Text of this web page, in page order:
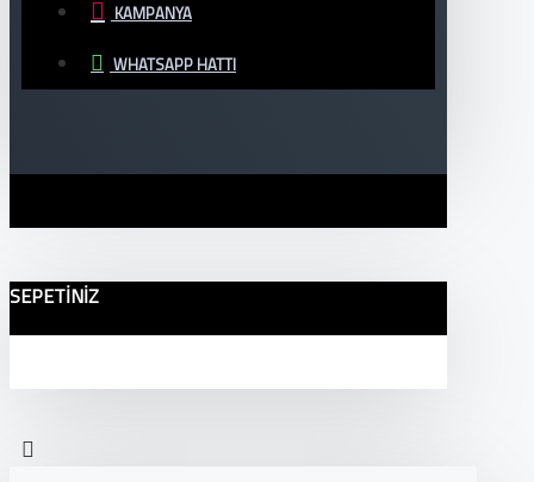
KAMPANYA
WHATSAPP HATTI
SEPETINIZ